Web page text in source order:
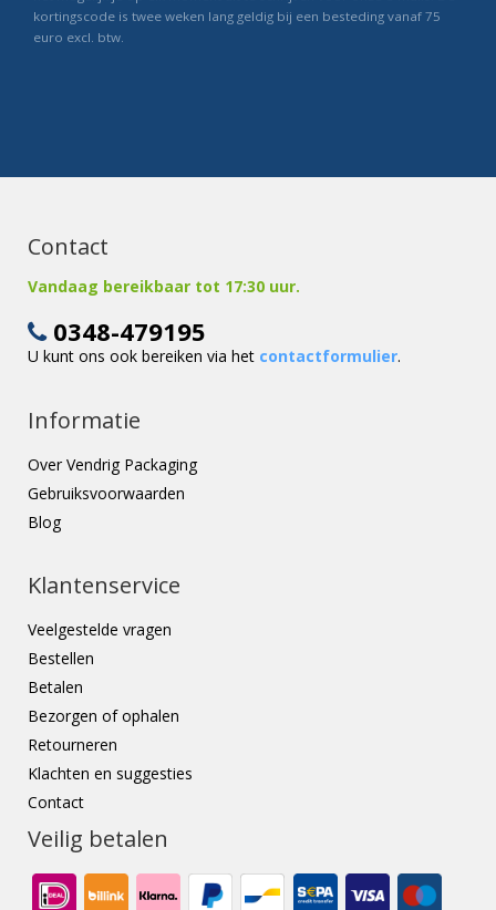
kortingscode is twee weken lang geldig bij een besteding vanaf 75
euro excl. btw.
Contact
Vandaag bereikbaar tot 17:30 uur.
0348-479195
U kunt ons ook bereiken via het contactformulier.
Informatie
Over Vendrig Packaging
Gebruiksvoorwaarden
Blog
Klantenservice
Veelgestelde vragen
Bestellen
Betalen
Bezorgen of ophalen
Retourneren
Klachten en suggesties
Contact
Veilig betalen